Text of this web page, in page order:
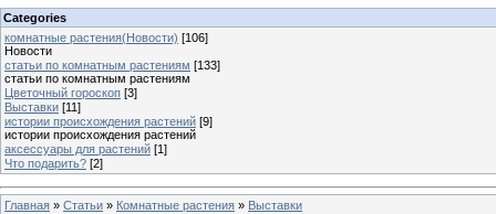
Categories
комнатные растения(Новости) [106]
Новости
статьи по комнатным растениям [133]
статьи по комнатным растениям
Цветочный гороскоп [3]
Выставки [11]
истории происхождения растений [9]
истории происхождения растений
аксессуары для растений [1]
Что подарить? [2]
Главная » Статьи » Комнатные растения » Выставки